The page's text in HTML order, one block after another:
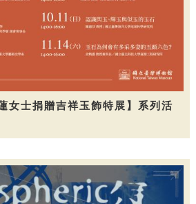
女士捐贈吉祥玉飾特展】系列活